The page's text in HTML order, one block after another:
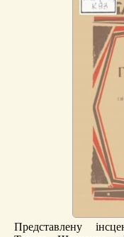
Представлену